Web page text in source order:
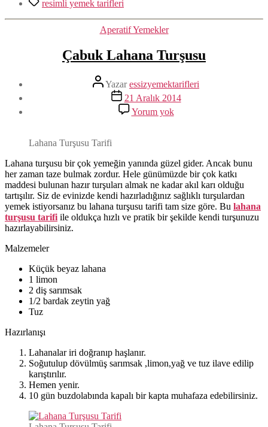
resimli yemek tarifleri
Kategoriler
Aperatif Yemekler
Çabuk Lahana Turşusu
Yazının
yazarı
Yazaressizyemektarifleri
Yazı
tarihi
21 Aralık 2014
Yorum yokÇabuk
Lahana
Lahana Turşusu Tarifi
Lahana turşusu bir çok yemeğin yanında güzel gider. Ancak bunu
her zaman taze bulmak zordur. Hele günümüzde bir çok katkı
maddesi bulunan hazır turşuları almak ne kadar akıl karı olduğu
tartışılır. Siz de evinizde kendi hazırladığınız sağlıklı turşulardan
yemek istiyorsanız bu lahana turşusu tarifi tam size göre. Bu lahana
turşusu tarifi ile oldukça hızlı ve pratik bir şekilde kendi turşunuzu
hazırlayabilirsiniz.
Malzemeler
Küçük beyaz lahana
1 limon
2 diş sarımsak
1/2 bardak zeytin yağ
Tuz
Hazırlanışı
Lahanalar iri doğranıp haşlanır.
Soğutulup dövülmüş sarımsak ,limon,yağ ve tuz ilave edilip
karıştırılır.
Hemen yenir.
10 gün buzdolabında kapalı bir kapta muhafaza edebilirsiniz.